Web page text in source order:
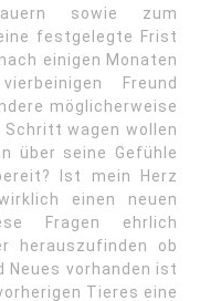
sowie zum
festgelegte Frist
einigen Monaten
Freund
möglicherweise
wagen wollen
über seine Gefühle
Ist mein Herz
einen neuen
Fragen ehrlich
herauszufinden ob
Neues vorhanden ist
Tieres eine